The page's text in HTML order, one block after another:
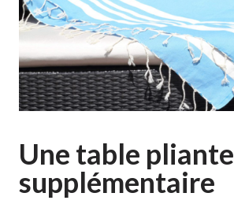
Une table pliante
supplémentaire